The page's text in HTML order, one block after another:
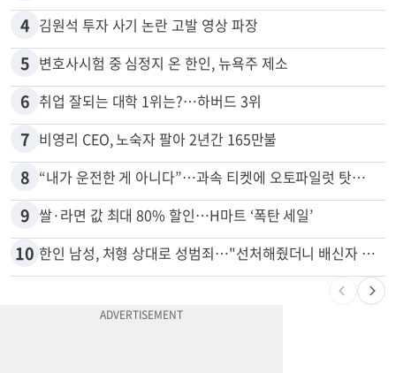
4 김원석 투자 사기 논란 고발 영상 파장
5 변호사시험 중 심정지 온 한인, 뉴욕주 제소
6 취업 잘되는 대학 1위는?…하버드 3위
7 비영리 CEO, 노숙자 팔아 2년간 165만불
8 “내가 운전한 게 아니다”…과속 티켓에 오토파일럿 탓한 운전자
9 쌀·라면 값 최대 80% 할인…H마트 ‘폭탄 세일’
10 한인 남성, 처형 상대로 성범죄…"선처해줬더니 배신자 취급"